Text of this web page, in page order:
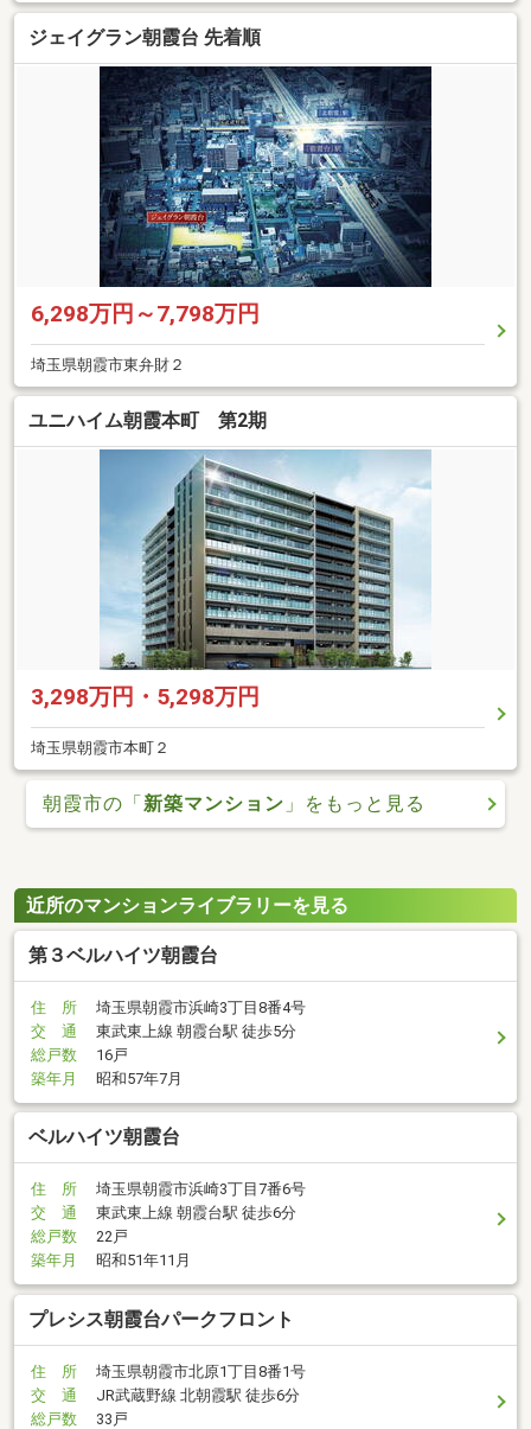
ジェイグラン朝霞台 先着順
6,298万円～7,798万円
埼玉県朝霞市東弁財２
ユニハイム朝霞本町 第2期
3,298万円・5,298万円
埼玉県朝霞市本町２
朝霞市の「新築マンション 」をもっと見る
近所のマンションライブラリーを見る
第３ベルハイツ朝霞台
住 所
埼玉県朝霞市浜崎3丁目8番4号
交 通
東武東上線 朝霞台駅 徒歩5分
総戸数
16戸
築年月
昭和57年7月
ベルハイツ朝霞台
住 所
埼玉県朝霞市浜崎3丁目7番6号
交 通
東武東上線 朝霞台駅 徒歩6分
総戸数
22戸
築年月
昭和51年11月
プレシス朝霞台パークフロント
住 所
埼玉県朝霞市北原1丁目8番1号
交 通
JR武蔵野線 北朝霞駅 徒歩6分
総戸数
33戸